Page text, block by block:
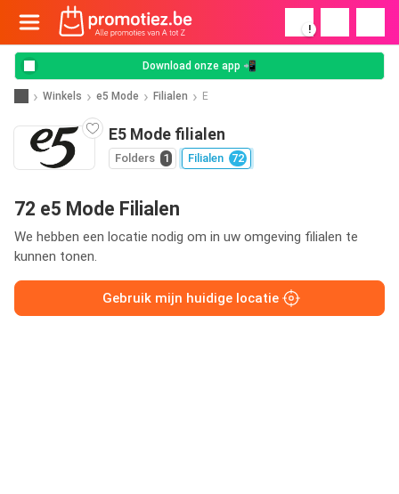
!
Download onze app 📲
Winkels e5 Mode Filialen E
E5 Mode filialen
Folders 1 Filialen 72
72 e5 Mode Filialen
We hebben een locatie nodig om in uw omgeving filialen te
kunnen tonen.
Gebruik mijn huidige locatie